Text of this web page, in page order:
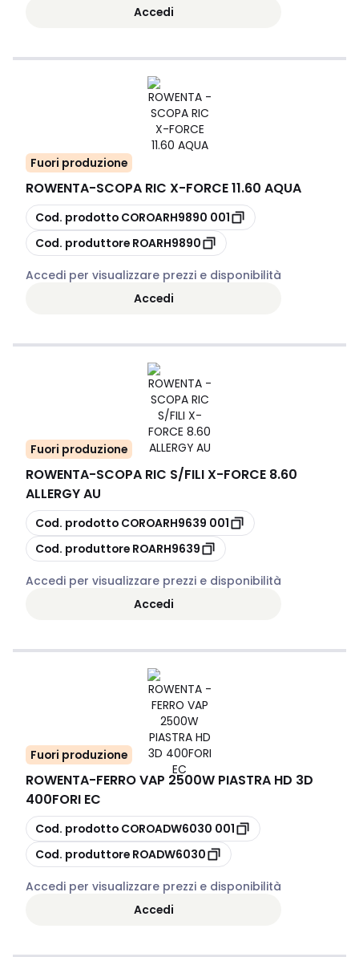
Accedi
Fuori produzione
ROWENTA-SCOPA RIC X-FORCE 11.60 AQUA
copia
Cod. prodotto
COROARH9890 001
copia
Cod. produttore ROARH9890
Accedi per visualizzare prezzi e disponibilità
Accedi
Fuori produzione
ROWENTA-SCOPA RIC S/FILI X-FORCE 8.60
ALLERGY AU
copia
Cod. prodotto
COROARH9639 001
copia
Cod. produttore ROARH9639
Accedi per visualizzare prezzi e disponibilità
Accedi
Fuori produzione
ROWENTA-FERRO VAP 2500W PIASTRA HD 3D
400FORI EC
copia
Cod. prodotto
COROADW6030 001
copia
Cod. produttore ROADW6030
Accedi per visualizzare prezzi e disponibilità
Accedi